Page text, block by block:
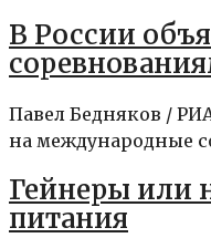
В России
Павел Бедняков /
на международные
Гейнеры или
питания